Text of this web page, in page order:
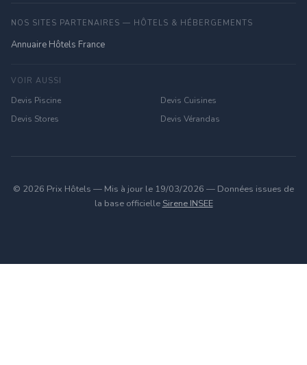
NOS SITES PARTENAIRES — HÔTELS & HÉBERGEMENTS
Annuaire Hôtels France
VOIR AUSSI
Devis Piscine
Devis Cuisines
Devis Stores
Devis Vérandas
© 2026 Prix Hôtels — Mis à jour le 19/03/2026 — Données issues de
la base officielle Sirene INSEE